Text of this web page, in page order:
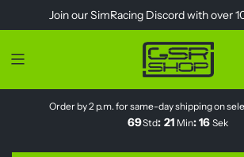
Join ourSimRacing Discordwith over
Order by 2 p.m. for same-day shipping on
69Std: 21 Min:15 Sek